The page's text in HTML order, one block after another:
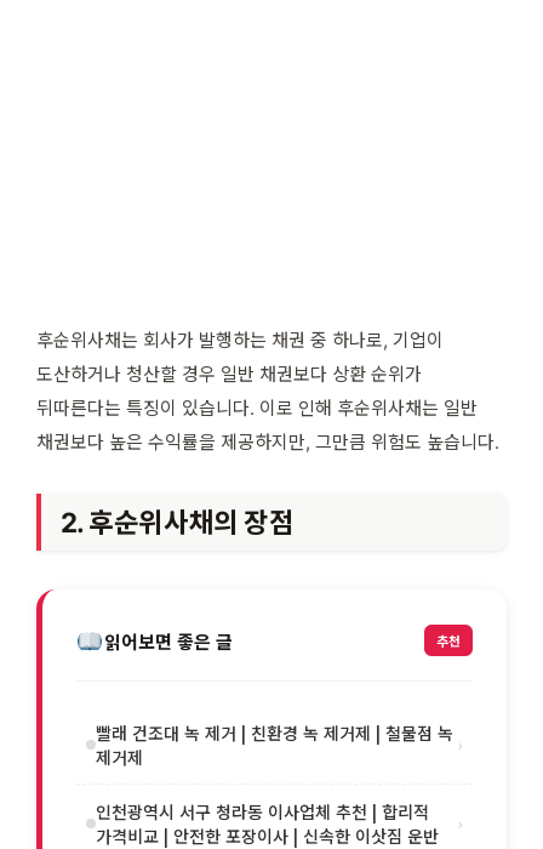
후순위사채는 회사가 발행하는 채권 중 하나로, 기업이
도산하거나 청산할 경우 일반 채권보다 상환 순위가
뒤따른다는 특징이 있습니다. 이로 인해 후순위사채는 일반
채권보다 높은 수익률을 제공하지만, 그만큼 위험도 높습니다.
2. 후순위사채의 장점
읽어보면 좋은 글 추천
빨래 건조대 녹 제거 | 친환경 녹 제거제 | 철물점 녹
제거제
›
인천광역시 서구 청라동 이사업체 추천 | 합리적
가격비교 | 안전한 포장이사 | 신속한 이삿짐 운반
›